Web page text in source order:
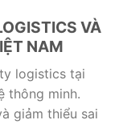
VÀ
NAM
logistics tại
thông minh.
giảm thiểu sai